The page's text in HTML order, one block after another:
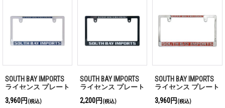
SOUTH BAY IMPORTS
ライセンス プレート
フレーム CH/BL for
JPN サイズ
3,960円 (税込)
SOUTH BAY IMPORTS
ライセンス プレート
フレーム(ブラック)
for JPN サイズ
2,200円 (税込)
SOUTH BAY IMPORTS
ライセンス プレート
フレーム CH/RD for
JPN サイズ
3,960円 (税込)